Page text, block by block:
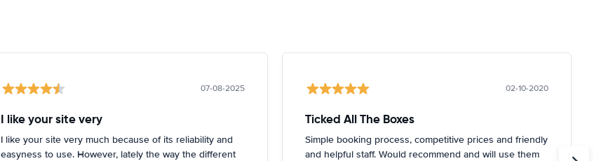
07-08-2025
I like your site very
I like your site very much because of its reliability and
easyness to use. However, lately the way the different
02-10-2020
Ticked All The Boxes
Simple booking process, competitive prices and friendly
and helpful staff. Would recommend and will use them